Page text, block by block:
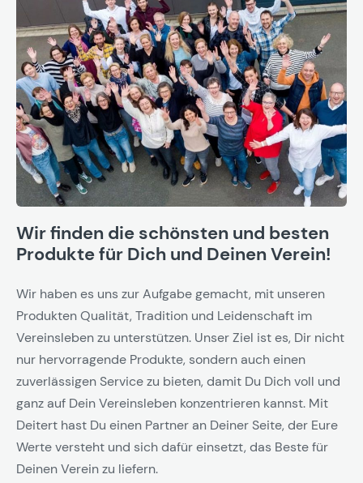
Wir finden die schönsten und besten
Produkte für Dich und Deinen Verein!
Wir haben es uns zur Aufgabe gemacht, mit unseren
Produkten Qualität, Tradition und Leidenschaft im
Vereinsleben zu unterstützen. Unser Ziel ist es, Dir nicht
nur hervorragende Produkte, sondern auch einen
zuverlässigen Service zu bieten, damit Du Dich voll und
ganz auf Dein Vereinsleben konzentrieren kannst. Mit
Deitert hast Du einen Partner an Deiner Seite, der Eure
Werte versteht und sich dafür einsetzt, das Beste für
Deinen Verein zu liefern.